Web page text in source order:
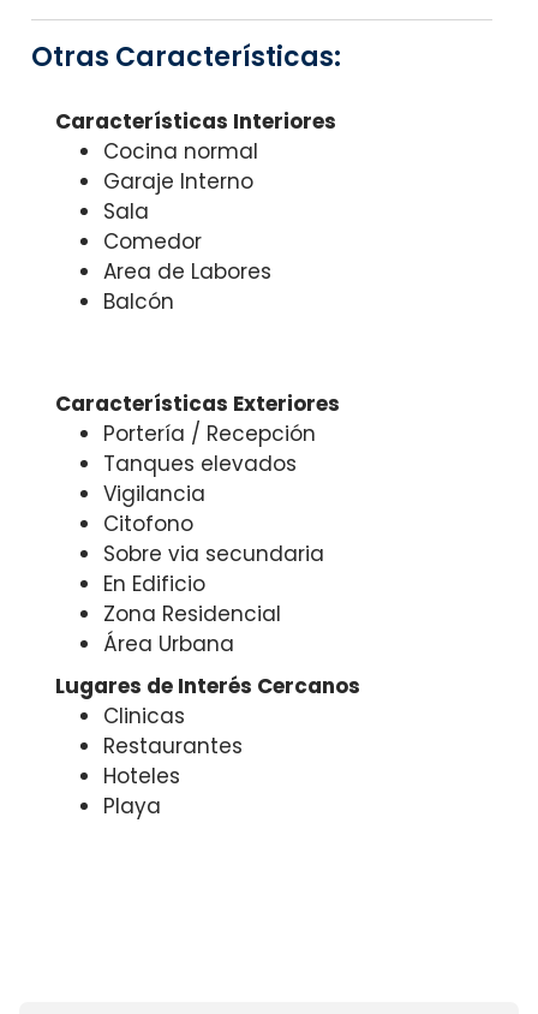
Otras Características:
Características Interiores
Cocina normal
Garaje Interno
Sala
Comedor
Area de Labores
Balcón
Características Exteriores
Portería / Recepción
Tanques elevados
Vigilancia
Citofono
Sobre via secundaria
En Edificio
Zona Residencial
Área Urbana
Lugares de Interés Cercanos
Clinicas
Restaurantes
Hoteles
Playa